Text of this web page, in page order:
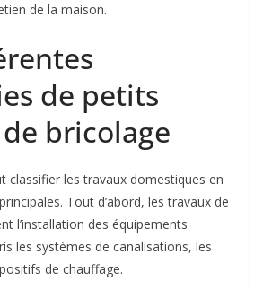
de la maison.
de petits
bricolage
classifier les travaux domestiques en
Tout d’abord, les travaux de
l’installation des équipements
les systèmes de canalisations, les
de chauffage.